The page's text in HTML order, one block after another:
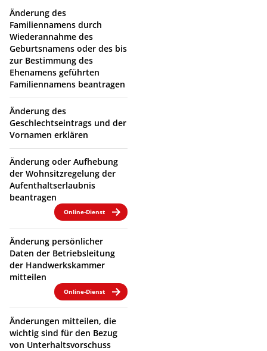
Änderung des
Familiennamens durch
Wiederannahme des
Geburtsnamens oder des bis
zur Bestimmung des
Ehenamens geführten
Familiennamens beantragen
Änderung des
Geschlechtseintrags und der
Vornamen erklären
Änderung oder Aufhebung
der Wohnsitzregelung der
Aufenthaltserlaubnis
beantragen
Online-Dienst
Änderung persönlicher
Daten der Betriebsleitung
der Handwerkskammer
mitteilen
Online-Dienst
Änderungen mitteilen, die
wichtig sind für den Bezug
von Unterhaltsvorschuss